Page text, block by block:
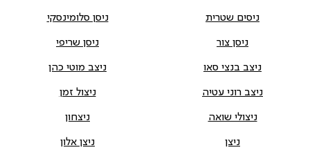
ניסים שטרית ניסן סלומינסקי
ניסן צור ניסן שריפי
ניצב בנצי סאו ניצב מוטי כהן
ניצב רוני עטיה ניצול זמן
ניצולי שואה ניצחון
ניצן ניצן אלון